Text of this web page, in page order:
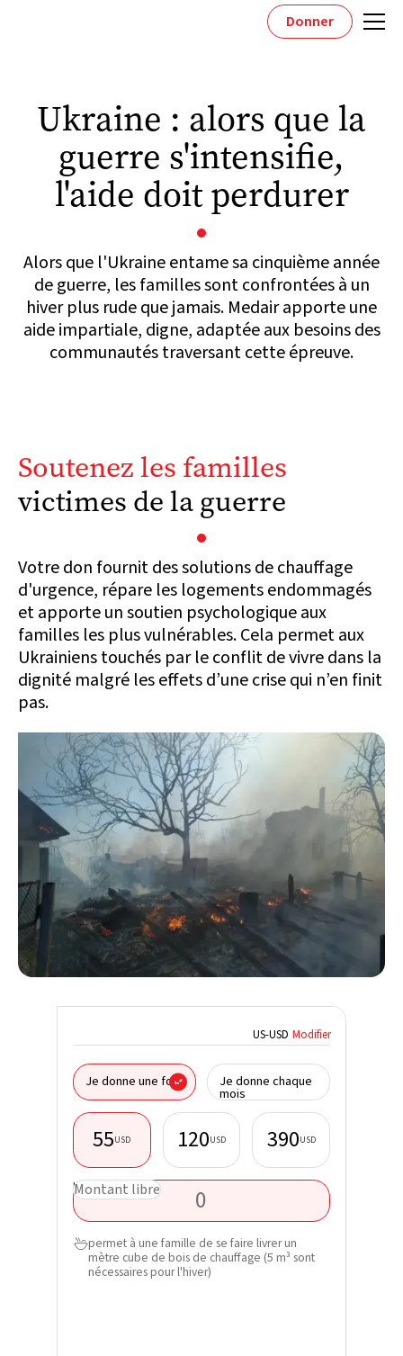
Donner
Ukraine : alors que la
guerre s'intensifie,
l'aide doit perdurer
Alors que l'Ukraine entame sa cinquième année
de guerre, les familles sont confrontées à un
hiver plus rude que jamais. Medair apporte une
aide impartiale, digne, adaptée aux besoins des
communautés traversant cette épreuve.
Soutenez les familles
victimes de la guerre
Votre don fournit des solutions de chauffage
d'urgence, répare les logements endommagés
et apporte un soutien psychologique aux
familles les plus vulnérables. Cela permet aux
Ukrainiens touchés par le conflit de vivre dans la
dignité malgré les effets d’une crise qui n’en finit
pas.
US-USD Modifier
Je donne une fois Je donne chaque
mois
55USD 120USD 390USD
Montant libre
USD
permet à une famille de se faire livrer un
mètre cube de bois de chauffage (5 m³ sont
nécessaires pour l'hiver)